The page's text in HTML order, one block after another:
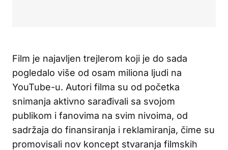
Film je najavljen trejlerom koji je do sada
pogledalo više od osam miliona ljudi na
YouTube-u. Autori filma su od početka
snimanja aktivno sarađivali sa svojom
publikom i fanovima na svim nivoima, od
sadržaja do finansiranja i reklamiranja, čime su
promovisali nov koncept stvaranja filmskih